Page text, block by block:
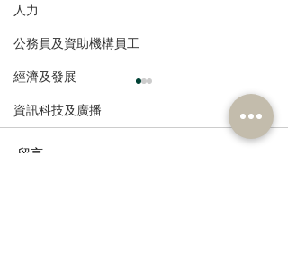
人力
公務員及資助機構員工
經濟及發展
資訊科技及廣播
留言